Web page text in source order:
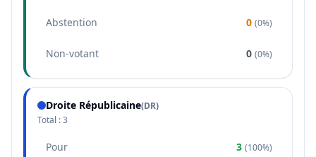
Abstention 0 (0%)
Non-votant 0 (0%)
Droite Républicaine(DR)
Total :3
Pour 3 (100%)